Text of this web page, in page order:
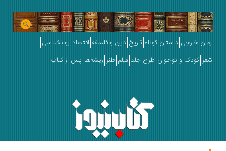
خارجی داستان کوتاه تاریخ دین و فلسفه اقتصاد روانشناسی
کودک و نوجوان طرح جلد فیلم طنز ریشه‌ها پس از کتاب